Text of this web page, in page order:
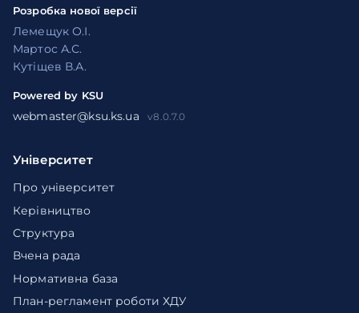
Розробка нової версії
Лемещук О.І.
Мартос А.С.
Кутіщев В.А.
Powered by KSU
webmaster@ksu.ks.ua v8.0.7.0
Університет
Про університет
Керівництво
Структура
Вчена рада
Нормативна база
План-регламент роботи ХДУ